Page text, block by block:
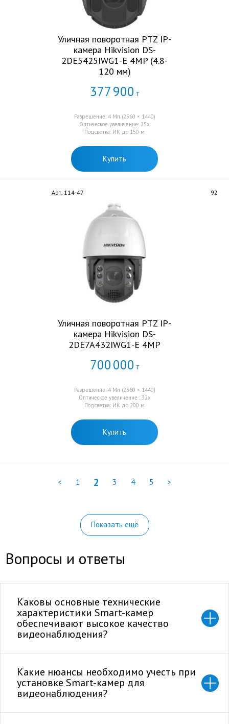
Уличная поворотная PTZ IP-
камера Hikvision DS-
2DE5425IWG1-E 4MP (4.8-
120 мм)
377900 Т
Разрешение: 4 Мп (2560 × 1440)
Оптическое увеличение: 25x
Подсветка: ИК до 150 м
Купить
Арт. 114-47 92
Уличная поворотная PTZ IP-
камера Hikvision DS-
2DE7A432IWG1-E 4MP
700000 Т
Разрешение: 4 Мп (2560 × 1440)
Оптическое увеличение : 32x
Подсветка: ИК до 200 м
Купить
< 1 2 3 4 5 >
Показать ещё
Вопросы и ответы
Каковы основные технические
характеристики Smart-камер
обеспечивают высокое качество
видеонаблюдения?
Какие нюансы необходимо учесть при
установке Smart-камер для
видеонаблюдения?